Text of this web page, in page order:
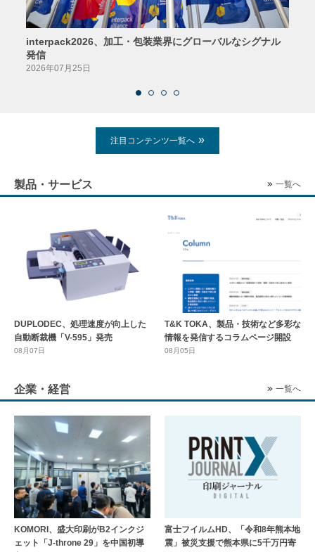
interpack2026、加工・包装業界にグローバルなシグナル
発信
2026年07月25日
注目コンテンツ一覧へ
製品・サービス 一覧へ
DUPLODEC、処理速度が向上した
自動断裁機「V-595」発売
08月07日
T&K TOKA、製品・技術など多彩な
情報を発信するコラムページ開設
08月05日
企業・経営 一覧へ
KOMORI、盛大印刷がB2インクジ
ェット「J-throne 29」を中国初導
富士フイルムHD、「令和8年熊本地
震」被災支援で熊本県に5千万円寄